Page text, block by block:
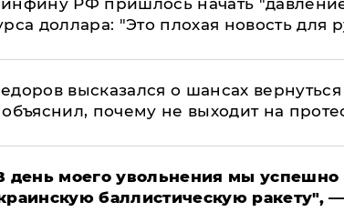
доллара: "Это плохая новость для
высказался о шансах
почему не выходит на
день моего увольнения мы успешно
баллистическую ракету",